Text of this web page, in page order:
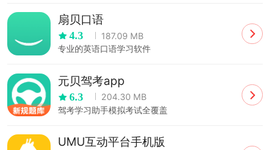
扇贝口语
4.3
187.09 MB
专业的英语口语学习软件
元贝驾考app
6.3
204.30 MB
驾考学习助手模拟考试全覆盖
UMU互动平台手机版